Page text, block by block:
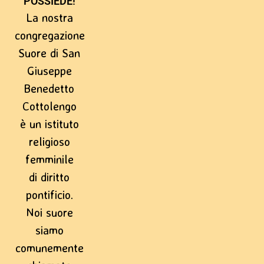
La nostra
congregazione
Suore di San
Giuseppe
Benedetto
Cottolengo
è un istituto
religioso
femminile
di diritto
pontificio.
Noi suore
siamo
comunemente